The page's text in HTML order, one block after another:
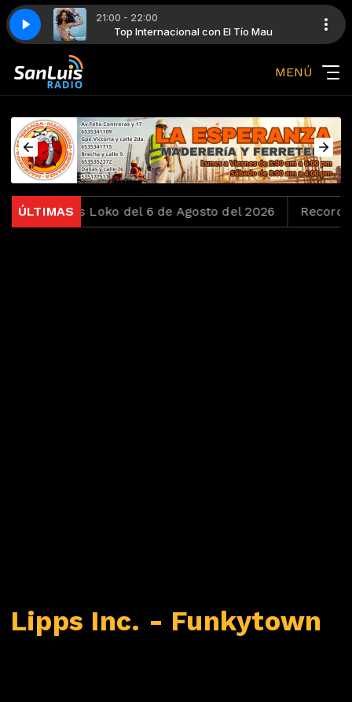
21:00 - 22:00
Mau Top Internacional con El Tío Mau
Jay-Z) Beyoncé - Crazy In Love (feat. Jay-Z)
MENÚ
ÚLTIMAS
Loko del 6 de Agosto del 2026 Recordando
Lipps Inc. - Funkytown